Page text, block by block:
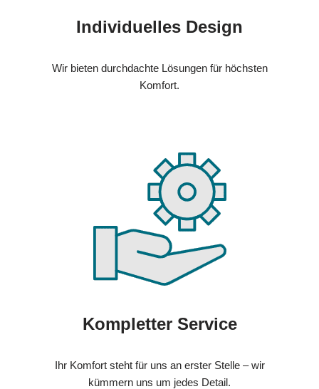
Individuelles Design
Wir bieten durchdachte Lösungen für höchsten
Komfort.
Kompletter Service
Ihr Komfort steht für uns an erster Stelle – wir
kümmern uns um jedes Detail.